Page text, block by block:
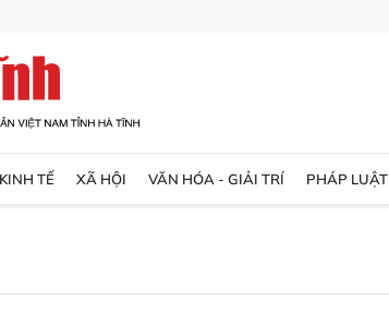
KINH TẾ XÃ HỘI VĂN HÓA - GIẢI TRÍ PHÁP LUẬT